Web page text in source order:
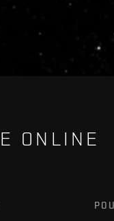
ONLINE